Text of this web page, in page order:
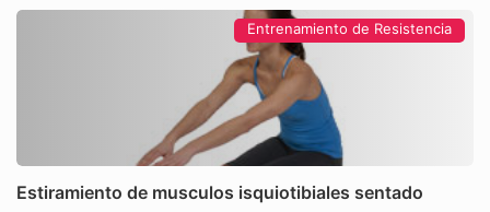
Entrenamiento de Resistencia
Estiramiento de musculos isquiotibiales sentado